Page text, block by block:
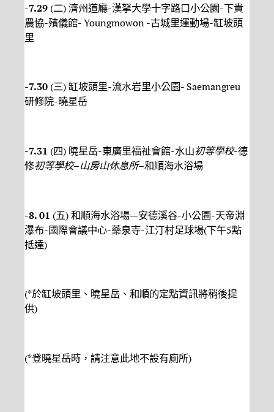
-7.29 (二) 濟州道廳-漢拏大學十字路口小公園-下貴
農協-殯儀館- Youngmowon -古城里運動場-缸坡頭
里
-7.30 (三) 缸坡頭里-流水岩里小公園- Saemangreu
研修院-曉星岳
-7.31 (四) 曉星岳-東廣里福祉會館-水山初等學校-德
修初等學校–山房山休息所–和順海水浴場
-8. 01 (五) 和順海水浴場—安德溪谷-小公園-天帝淵
瀑布-國際會議中心-藥泉寺-江汀村足球場(下午5點
抵達)
(*於缸坡頭里、曉星岳、和順的定點資訊將稍後提
供)
(*登曉星岳時，請注意此地不設有廁所)